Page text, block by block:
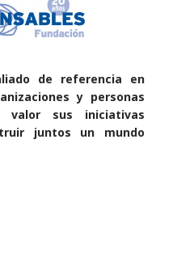
de referencia en
y personas
sus iniciativas
juntos un mundo